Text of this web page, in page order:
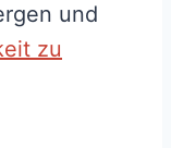
und
zu